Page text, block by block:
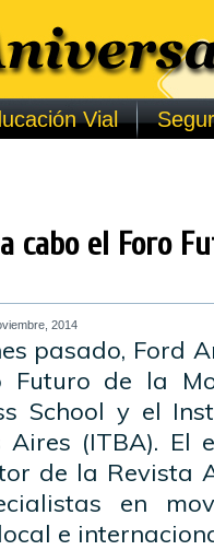
Vial
cabo el Foro
2014
pasado, Ford
Futuro de la
School y el
Aires (ITBA). El
de la Revista
en
e